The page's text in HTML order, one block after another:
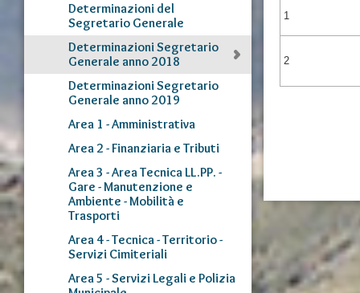
Determinazioni del
Segretario Generale
Determinazioni Segretario
Generale anno 2018
Determinazioni Segretario
Generale anno 2019
Area 1 - Amministrativa
Area 2 - Finanziaria e Tributi
Area 3 - Area Tecnica LL.PP. -
Gare - Manutenzione e
Ambiente - Mobilità e
Trasporti
Area 4 - Tecnica - Territorio -
Servizi Cimiteriali
Area 5 - Servizi Legali e Polizia
1
2